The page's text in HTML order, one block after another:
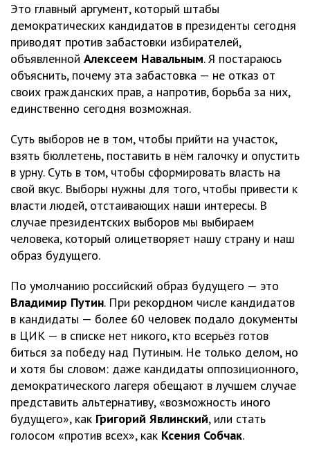
Это главный аргумент, который штабы
демократических кандидатов в президенты сегодня
приводят против забастовки избирателей,
объявленной Алексеем Навальным. Я постараюсь
объяснить, почему эта забастовка — не отказ от
своих гражданских прав, а напротив, борьба за них,
единственно сегодня возможная.
Суть выборов не в том, чтобы прийти на участок,
взять бюллетень, поставить в нём галочку и опустить
в урну. Суть в том, чтобы сформировать власть на
свой вкус. Выборы нужны для того, чтобы привести к
власти людей, отстаивающих наши интересы. В
случае президентских выборов мы выбираем
человека, который олицетворяет нашу страну и наш
образ будущего.
По умолчанию российский образ будущего — это
Владимир Путин. При рекордном числе кандидатов
в кандидаты — более 60 человек подало документы
в ЦИК — в списке нет никого, кто всерьёз готов
биться за победу над Путиным. Не только делом, но
и хотя бы словом: даже кандидаты оппозиционного,
демократического лагеря обещают в лучшем случае
представить альтернативу, «возможность иного
будущего», как Григорий Явлинский, или стать
голосом «против всех», как Ксения Собчак.